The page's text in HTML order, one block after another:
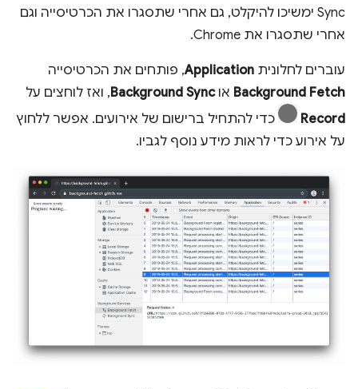
Sync ימשיכו להיקלט, גם אחרי שתסגרו את הכרטיסייה וגם
אחרי שתסגרו את Chrome.
עוברים לחלונית Application, פותחים את הכרטיסייה
Background Fetch אוBackground Sync, ואז לוחצים על
Record
כדי להתחיל ברישום של אירועים. אפשר ללחוץ
על אירוע כדי לראות מידע נוסף לגביו.